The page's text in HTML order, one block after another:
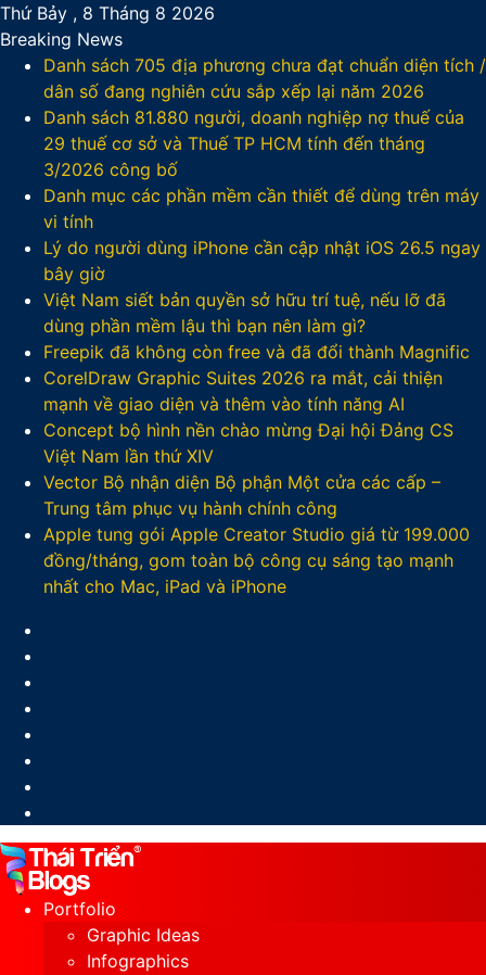
Thứ Bảy , 8 Tháng 8 2026
Breaking News
Danh sách 705 địa phương chưa đạt chuẩn diện tích /
dân số đang nghiên cứu sắp xếp lại năm 2026
Danh sách 81.880‬ người, doanh nghiệp nợ thuế của
29 thuế cơ sở và Thuế TP HCM tính đến tháng
3/2026 công bố
Danh mục các phần mềm cần thiết để dùng trên máy
vi tính
Lý do người dùng iPhone cần cập nhật iOS 26.5 ngay
bây giờ
Việt Nam siết bản quyền sở hữu trí tuệ, nếu lỡ đã
dùng phần mềm lậu thì bạn nên làm gì?
Freepik đã không còn free và đã đổi thành Magnific
CorelDraw Graphic Suites 2026 ra mắt, cải thiện
mạnh về giao diện và thêm vào tính năng AI
Concept bộ hình nền chào mừng Đại hội Đảng CS
Việt Nam lần thứ XIV
Vector Bộ nhận diện Bộ phận Một cửa các cấp –
Trung tâm phục vụ hành chính công
Apple tung gói Apple Creator Studio giá từ 199.000
đồng/tháng, gom toàn bộ công cụ sáng tạo mạnh
nhất cho Mac, iPad và iPhone
Portfolio
Graphic Ideas
Infographics